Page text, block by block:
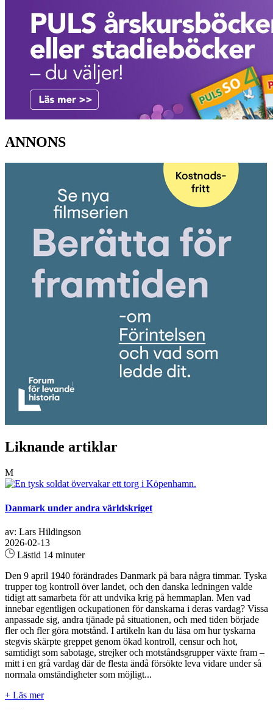
ANNONS
Liknande artiklar
M
Danmark under andra världskriget
av: Lars Hildingson
2026-02-13
Lästid 14 minuter
Den 9 april 1940 förändrades Danmark på bara några timmar. Tyska
trupper tog kontroll över landet, och den danska ledningen valde
tidigt att samarbeta för att undvika krig på hemmaplan. Men vad
innebar egentligen ockupationen för danskarna i deras vardag? Vissa
anpassade sig, andra tjänade på situationen, och med tiden började
fler och fler göra motstånd. I artikeln kan du läsa om hur tyskarna
stegvis skärpte greppet genom ökad kontroll, censur och hot,
samtidigt som sabotage, strejker och motståndsgrupper växte fram –
mitt i en grå vardag där de flesta ändå försökte leva vidare under så
normala omständigheter som möjligt...
+ Läs mer